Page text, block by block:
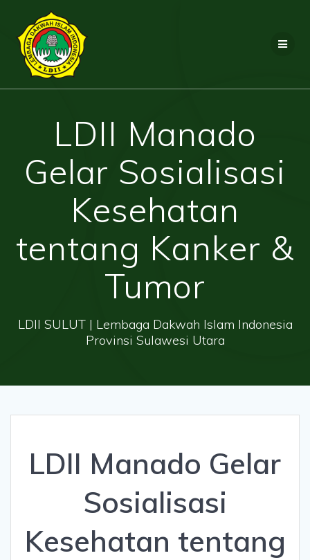
LDII Manado
Gelar Sosialisasi
Kesehatan
tentang Kanker &
Tumor
LDII SULUT | Lembaga Dakwah Islam Indonesia
Provinsi Sulawesi Utara
LDII Manado Gelar
Sosialisasi
Kesehatan tentang